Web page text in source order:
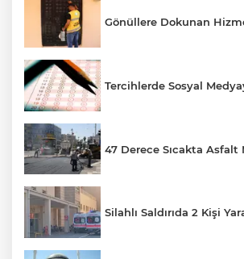
Gönüllere Dokunan
Tercihlerde Sosyal
47 Derece Sıcakta Asfalt
Silahlı Saldırıda 2 Kişi